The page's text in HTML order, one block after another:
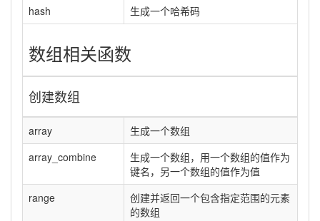
hash
生成一个哈希码
数组相关函数
创建数组
array
生成一个数组
array_combine
生成一个数组，用一个数组的值作为
键名，另一个数组的值作为值
range
创建并返回一个包含指定范围的元素
的数组